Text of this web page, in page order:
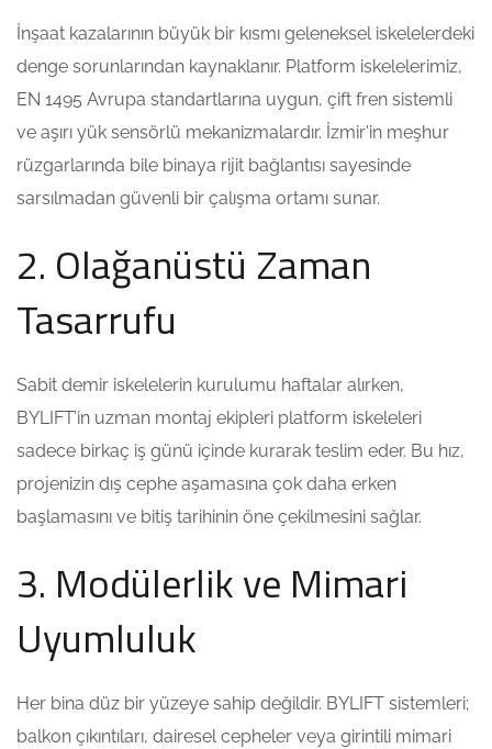
İnşaat kazalarının büyük bir kısmı geleneksel iskelelerdeki
denge sorunlarından kaynaklanır. Platform iskelelerimiz,
EN 1495 Avrupa standartlarına uygun, çift fren sistemli
ve aşırı yük sensörlü mekanizmalardır. İzmir’in meşhur
rüzgarlarında bile binaya rijit bağlantısı sayesinde
sarsılmadan güvenli bir çalışma ortamı sunar.
2. Olağanüstü Zaman
Tasarrufu
Sabit demir iskelelerin kurulumu haftalar alırken,
BYLIFT’in uzman montaj ekipleri platform iskeleleri
sadece birkaç iş günü içinde kurarak teslim eder. Bu hız,
projenizin dış cephe aşamasına çok daha erken
başlamasını ve bitiş tarihinin öne çekilmesini sağlar.
3. Modülerlik ve Mimari
Uyumluluk
Her bina düz bir yüzeye sahip değildir. BYLIFT sistemleri;
balkon çıkıntıları, dairesel cepheler veya girintili mimari